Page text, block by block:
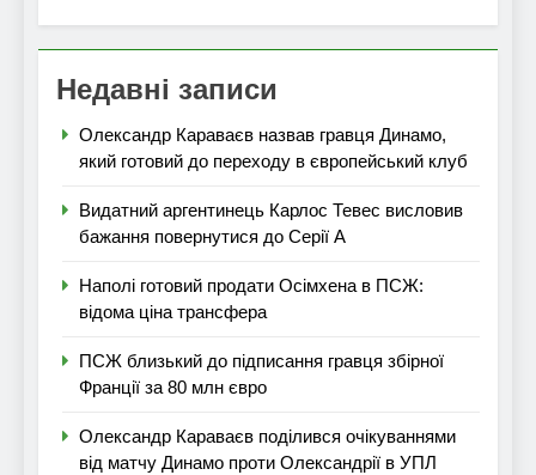
Недавні записи
Олександр Караваєв назвав гравця Динамо,
який готовий до переходу в європейський клуб
Видатний аргентинець Карлос Тевес висловив
бажання повернутися до Серії А
Наполі готовий продати Осімхена в ПСЖ:
відома ціна трансфера
ПСЖ близький до підписання гравця збірної
Франції за 80 млн євро
Олександр Караваєв поділився очікуваннями
від матчу Динамо проти Олександрії в УПЛ